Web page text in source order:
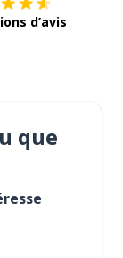
d’avis
que